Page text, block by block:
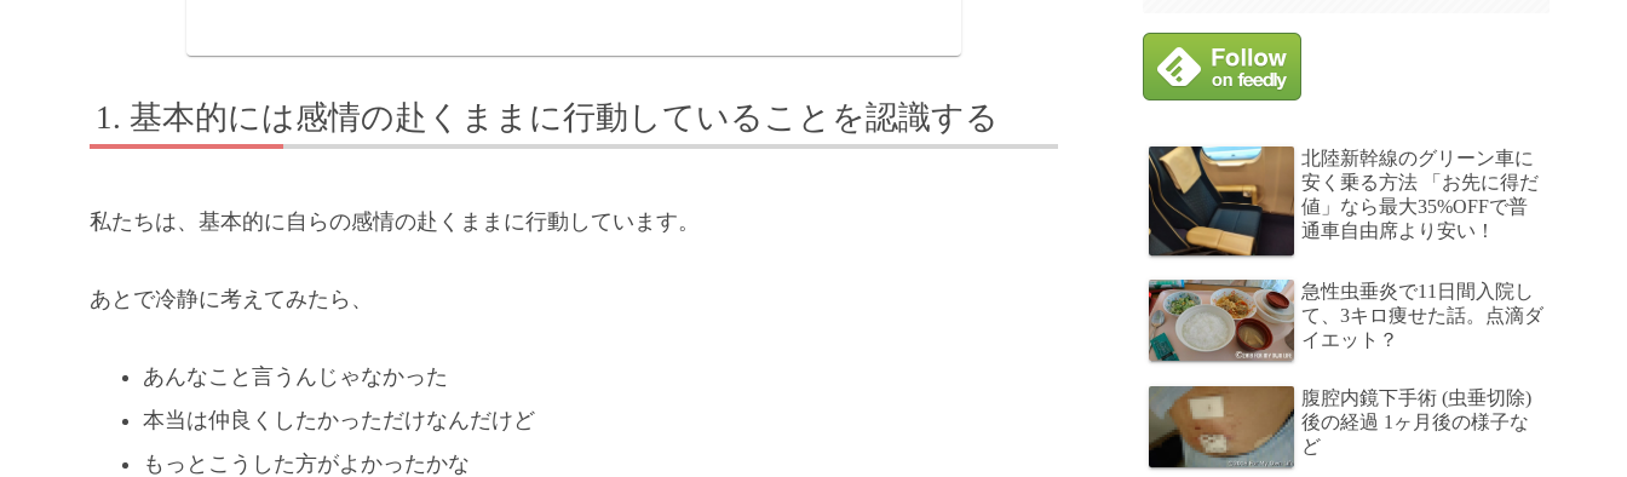
基本的には感情の赴くままに行動していることを認識する
私たちは、基本的に自らの感情の赴くままに行動しています。
あとで冷静に考えてみたら、
あんなこと言うんじゃなかった
本当は仲良くしたかっただけなんだけど
もっとこうした方がよかったかな
北陸新幹線のグリーン車に
安く乗る方法 「お先に得だ
値」なら最大35%OFFで普
通車自由席より安い！
急性虫垂炎で11日間入院し
て、3キロ痩せた話。点滴ダ
イエット？
腹腔内鏡下手術 (虫垂切除)
後の経過 1ヶ月後の様子な
ど